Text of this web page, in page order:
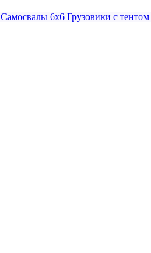
Самосвалы 6х6 Грузовики с тентом